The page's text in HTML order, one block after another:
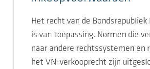
Het recht van de Bondsrepubliek
is van toepassing. Normen die
naar andere rechtssystemen en
het VN-verkooprecht zijn